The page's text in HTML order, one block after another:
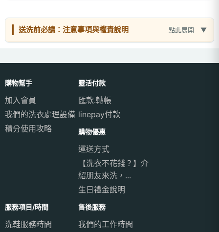
送洗前必讀：注意事項與權責說明 點此展開
購物幫手
加入會員
我們的洗衣處理設備
積分使用攻略
靈活付款
匯款.轉帳
linepay付款
購物優惠
運送方式
【洗衣不花錢？】介
紹朋友來洗，...
生日禮金說明
服務項目/時間
洗鞋服務時間
售後服務
我們的工作時間